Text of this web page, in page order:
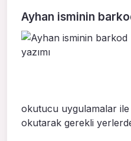
Ayhan isminin
okutucu uygulamalar
okutarak gerekli